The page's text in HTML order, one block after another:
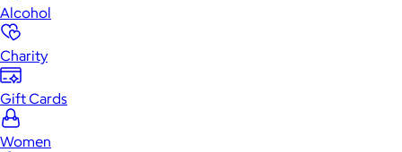
Alcohol
Charity
Gift Cards
Women